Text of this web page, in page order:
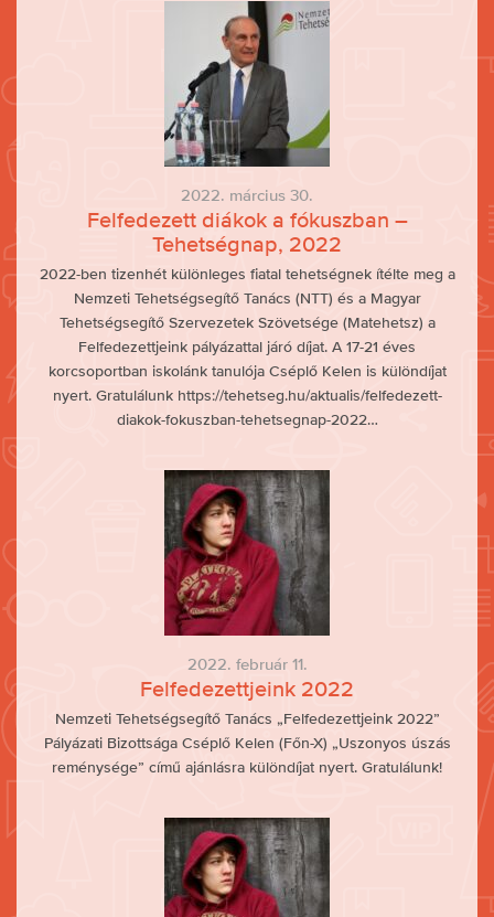
2022. március 30.
Felfedezett diákok a fókuszban –
Tehetségnap, 2022
2022-ben tizenhét különleges fiatal tehetségnek ítélte meg a
Nemzeti Tehetségsegítő Tanács (NTT) és a Magyar
Tehetségsegítő Szervezetek Szövetsége (Matehetsz) a
Felfedezettjeink pályázattal járó díjat. A 17-21 éves
korcsoportban iskolánk tanulója Cséplő Kelen is különdíjat
nyert. Gratulálunk https://tehetseg.hu/aktualis/felfedezett-
diakok-fokuszban-tehetsegnap-2022…
2022. február 11.
Felfedezettjeink 2022
Nemzeti Tehetségsegítő Tanács „Felfedezettjeink 2022”
Pályázati Bizottsága Cséplő Kelen (Főn-X) „Uszonyos úszás
reménysége” című ajánlásra különdíjat nyert. Gratulálunk!